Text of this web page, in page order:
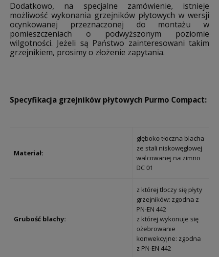
Dodatkowo, na specjalne zamówienie, istnieje
możliwość wykonania grzejników płytowych w wersji
ocynkowanej przeznaczonej do montażu w
pomieszczeniach o podwyższonym poziomie
wilgotności. Jeżeli są Państwo zainteresowani takim
grzejnikiem, prosimy o złożenie zapytania.
Specyfikacja grzejników płytowych Purmo Compact:
Materiał:
głęboko tłoczna blacha
ze stali niskowęglowej
walcowanej na zimno
DC 01
Grubość blachy:
z której tłoczy się płyty
grzejników: zgodna z
PN-EN 442
z której wykonuje się
ożebrowanie
konwekcyjne: zgodna
z PN-EN 442